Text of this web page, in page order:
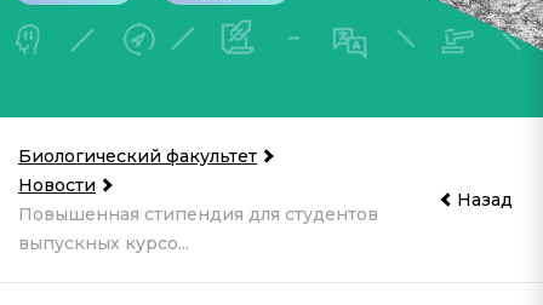
Биологический факультет
Новости
Повышенная стипендия для студентов
выпускных курсо...
Назад